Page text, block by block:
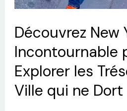
Découvrez New
Incontournable
Explorer les
Ville qui ne Dort